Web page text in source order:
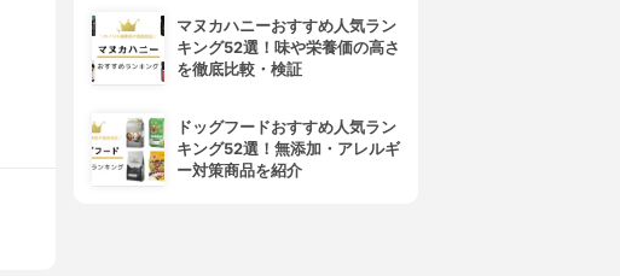
マヌカハニーおすすめ人気ラン
キング52選！味や栄養価の高さ
を徹底比較・検証
ドッグフードおすすめ人気ラン
キング52選！無添加・アレルギ
ー対策商品を紹介